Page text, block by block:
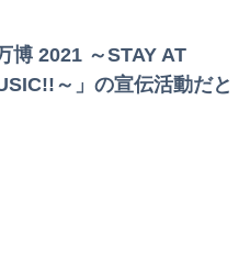
博 2021 ～STAY AT
～」の宣伝活動だと